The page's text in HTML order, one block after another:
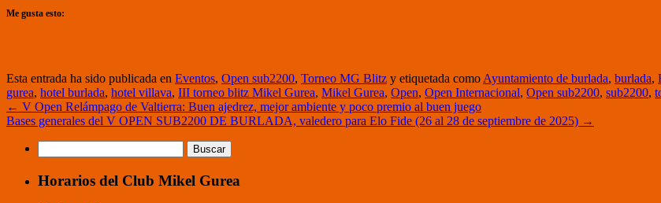
Me gusta esto:
Esta entrada ha sido publicada en Eventos, Open sub2200, Torneo MG Blitz y etiquetada como Ayuntamiento de burlada, burlada,
gurea, hotel burlada, hotel villava, III torneo blitz Mikel Gurea, Mikel Gurea, Open, Open Internacional, Open sub2200, sub2200,
← V Open Relámpago de Valtierra: Buen ajedrez, mejor ambiente y poco premio al buen juego
Bases generales del V OPEN SUB2200 DE BURLADA, valedero para Elo Fide (26 al 28 de septiembre de 2025) →
Horarios del Club Mikel Gurea